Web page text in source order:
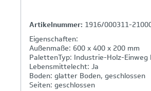
Artikelnummer: 1916/000311-
Eigenschaften:
Außenmaße: 600 x 400 x 200 mm
PalettenTyp: Industrie-Holz-Einweg
Lebensmittelecht: Ja
Boden: glatter Boden, geschlossen
Seiten: geschlossen